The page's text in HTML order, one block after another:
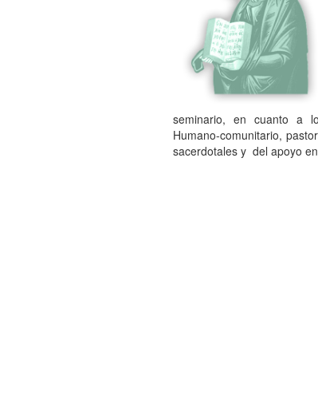
seminario, en cuanto a
Humano-comunitario,
sacerdotales y del apoyo